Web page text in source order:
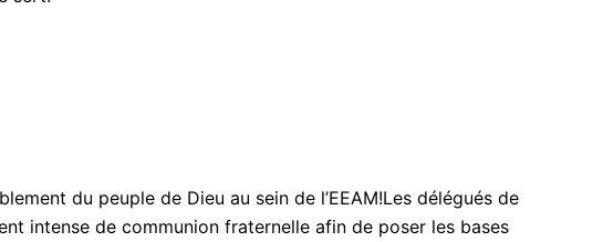
du peuple de Dieu au sein de l’EEAM!Les délégués de
intense de communion fraternelle afin de poser les bases